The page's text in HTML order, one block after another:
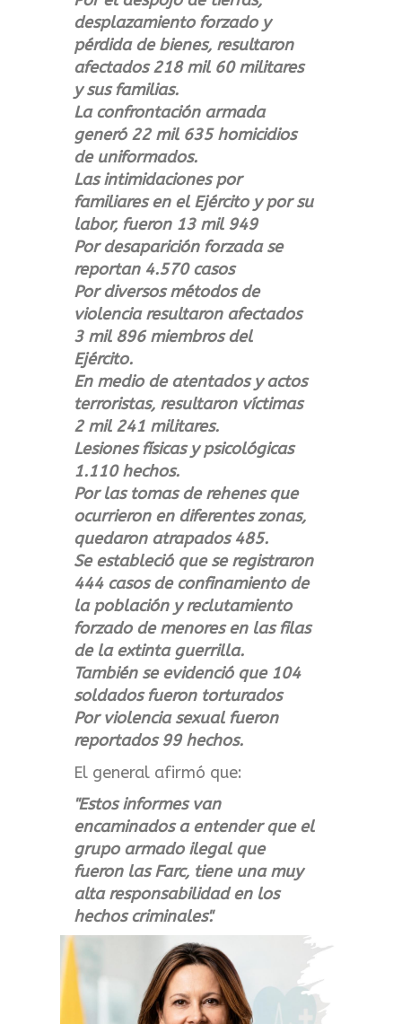
desplazamiento forzado y
pérdida de bienes, resultaron
afectados 218 mil 60 militares
y sus familias.
La confrontación armada
generó 22 mil 635 homicidios
de uniformados.
Las intimidaciones por
familiares en el Ejército y por su
labor, fueron 13 mil 949
Por desaparición forzada se
reportan 4.570 casos
Por diversos métodos de
violencia resultaron afectados
3 mil 896 miembros del
Ejército.
En medio de atentados y actos
terroristas, resultaron víctimas
2 mil 241 militares.
Lesiones físicas y psicológicas
1.110 hechos.
Por las tomas de rehenes que
ocurrieron en diferentes zonas,
quedaron atrapados 485.
Se estableció que se registraron
444 casos de confinamiento de
la población y reclutamiento
forzado de menores en las filas
de la extinta guerrilla.
También se evidenció que 104
soldados fueron torturados
Por violencia sexual fueron
reportados 99 hechos.
El general afirmó que:
"Estos informes van
encaminados a entender que el
grupo armado ilegal que
fueron las Farc, tiene una muy
alta responsabilidad en los
hechos criminales".